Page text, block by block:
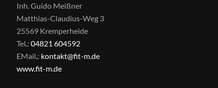
Inh. Guido Meißner
Matthias-Claudius-Weg 3
25569 Kremperheide
Tel : 04821 604592
EMail : kontakt@fit-m.de
www.fit-m.de